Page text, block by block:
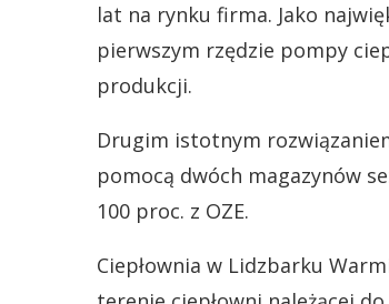
lat na rynku firma. Jako
pierwszym rzędzie pompy
produkcji.
Drugim istotnym
pomocą dwóch magazynów
100 proc. z OZE.
Ciepłownia w Lidzbarku